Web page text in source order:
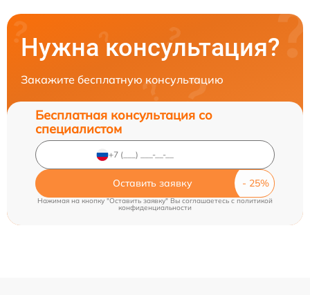
Нужна консультация?
Закажите бесплатную консультацию
Бесплатная консультация со
специалистом
Оставить заявку
Нажимая на кнопку "Оставить заявку" Вы соглашаетесь cполитикой
конфиденциальности